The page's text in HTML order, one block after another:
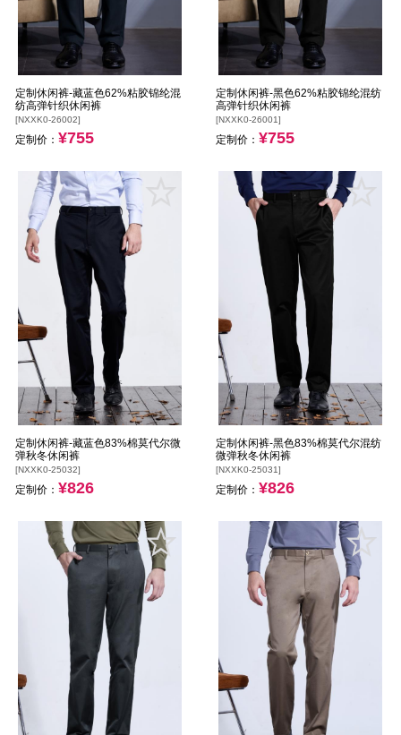
定制休闲裤-藏蓝色62%粘胶锦纶混
纺高弹针织休闲裤
[NXXK0-26002]
定制价： ¥755
定制休闲裤-黑色62%粘胶锦纶混纺
高弹针织休闲裤
[NXXK0-26001]
定制价： ¥755
定制休闲裤-藏蓝色83%棉莫代尔微
弹秋冬休闲裤
[NXXK0-25032]
定制价： ¥826
定制休闲裤-黑色83%棉莫代尔混纺
微弹秋冬休闲裤
[NXXK0-25031]
定制价： ¥826